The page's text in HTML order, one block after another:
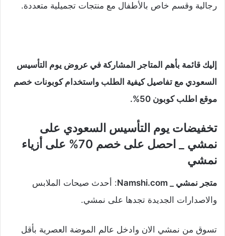
رجالية وقسم خاص بالأطفال مع منتجات تجميلية متعددة.
إليك قائمة بأهم المتاجر المشاركة في عروض يوم التأسيس
السعودي مع تفاصيل كيفية الطلب واستخدام كوبونات خصم
موقع اطلب كوبون 50%.
تخفيضات يوم التأسيس السعودي على
نمشي _ احصل على خصم 70% على أزياء
نمشي
متجر نمشي _ Namshi.com
: أحدث صيحات الملابس
والاصدارات الجديدة تجدها على نمشي.
تسوق من نمشي الان وادخل عالم الموضة العصرية بأقل